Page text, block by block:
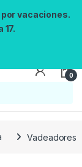
vacaciones.
17.
0
Vadeadores